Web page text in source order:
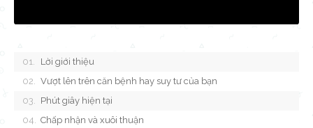
Lời giới thiệu
Vượt lên trên căn bệnh hay suy tư của bạn
Phút giây hiện tại
Chấp nhận và xuôi thuận